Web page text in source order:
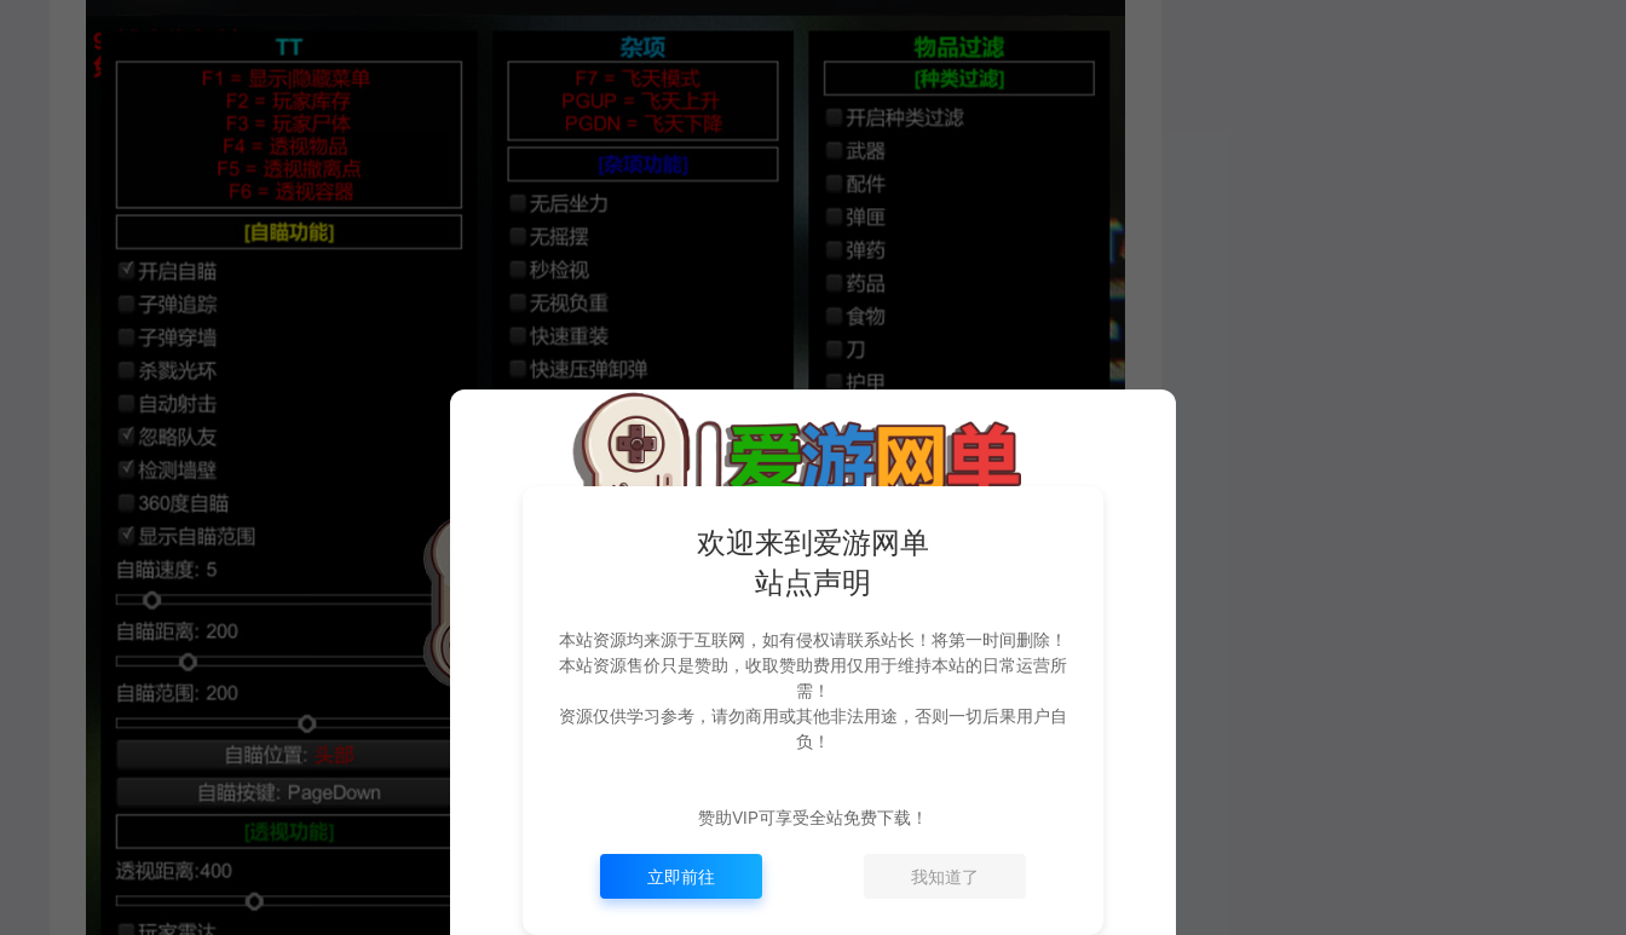
欢迎来到爱游网单
站点声明
本站资源均来源于互联网，如有侵权请联系站长！将第一时间删除！
本站资源售价只是赞助，收取赞助费用仅用于维持本站的日常运营所
需！
资源仅供学习参考，请勿商用或其他非法用途，否则一切后果用户自
负！
赞助VIP可享受全站免费下载！
立即前往 我知道了